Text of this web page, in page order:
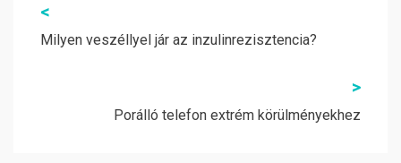
Bejegyzés
navigáció
<
Milyen veszéllyel jár az inzulinrezisztencia?
>
Porálló telefon extrém körülményekhez